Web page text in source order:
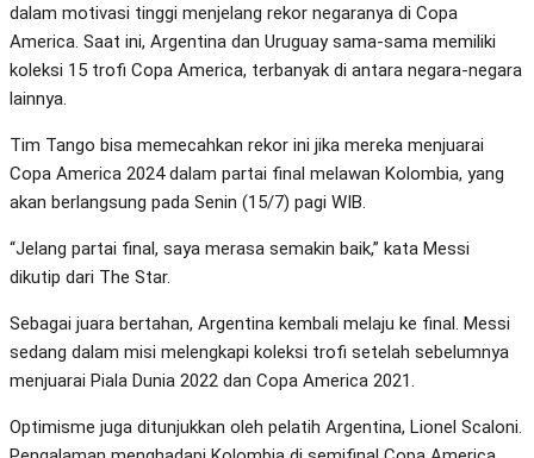
dalam motivasi tinggi menjelang rekor negaranya di Copa
America. Saat ini, Argentina dan Uruguay sama-sama memiliki
koleksi 15 trofi Copa America, terbanyak di antara negara-negara
lainnya.
Tim Tango bisa memecahkan rekor ini jika mereka menjuarai
Copa America 2024 dalam partai final melawan Kolombia, yang
akan berlangsung pada Senin (15/7) pagi WIB.
“Jelang partai final, saya merasa semakin baik,” kata Messi
dikutip dari The Star.
Sebagai juara bertahan, Argentina kembali melaju ke final. Messi
sedang dalam misi melengkapi koleksi trofi setelah sebelumnya
menjuarai Piala Dunia 2022 dan Copa America 2021.
Optimisme juga ditunjukkan oleh pelatih Argentina, Lionel Scaloni.